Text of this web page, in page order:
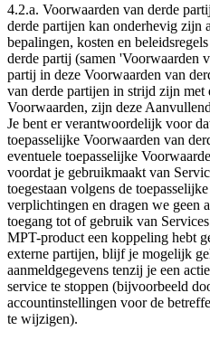
4.2.a. Voorwaarden van derde
derde partijen kan onderhevig zijn
bepalingen, kosten en
derde partij (samen 'Voorwaarden
partij in deze Voorwaarden van
van derde partijen in strijd zijn met
Voorwaarden, zijn deze
Je bent er verantwoordelijk voor
toepasselijke Voorwaarden van
eventuele toepasselijke
voordat je gebruikmaakt van
toegestaan volgens de
verplichtingen en dragen we geen
toegang tot of gebruik van
MPT-product een koppeling hebt
externe partijen, blijf je mogelijk
aanmeldgegevens tenzij je een
service te stoppen (bijvoorbeeld
accountinstellingen voor de
te wijzigen).